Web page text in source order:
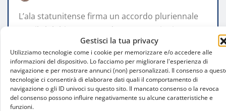
Gestisci la tua privacy
Utilizziamo tecnologie come i cookie per memorizzare e/o accedere alle
informazioni del dispositivo. Lo facciamo per migliorare l'esperienza di
navigazione e per mostrare annunci (non) personalizzati. Il consenso a
tecnologie ci consentirà di elaborare dati quali il comportamento di
navigazione o gli ID univoci su questo sito. Il mancato consenso o la revoca
del consenso possono influire negativamente su alcune caratteristiche e
funzioni.
L’ala statunitense firma un accordo pluriennale
con il club biancorosso dopo tre stagioni a
Brescia. Un innesto di sostanza, energia…
LEGGI TUTTO